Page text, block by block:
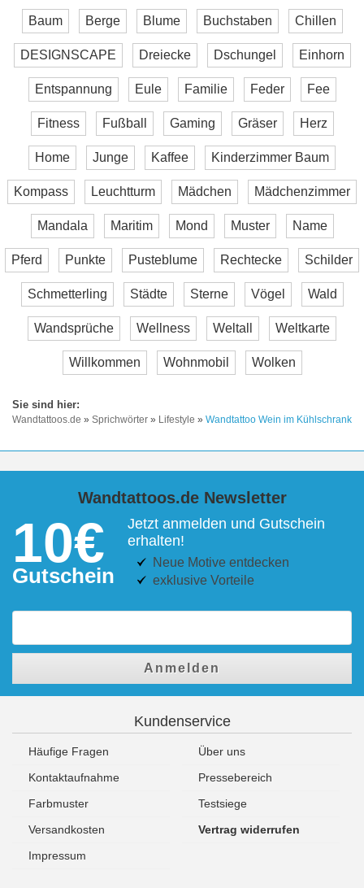
Baum Berge Blume Buchstaben Chillen
DESIGNSCAPE Dreiecke Dschungel Einhorn
Entspannung Eule Familie Feder Fee
Fitness Fußball Gaming Gräser Herz
Home Junge Kaffee Kinderzimmer Baum
Kompass Leuchtturm Mädchen Mädchenzimmer
Mandala Maritim Mond Muster Name
Pferd Punkte Pusteblume Rechtecke Schilder
Schmetterling Städte Sterne Vögel Wald
Wandsprüche Wellness Weltall Weltkarte
Willkommen Wohnmobil Wolken
Wandtattoos.de » Sprichwörter » Lifestyle » Wandtattoo Wein im Kühlschrank
Wandtattoos.de Newsletter
10€
Gutschein
Jetzt anmelden und Gutschein
erhalten!
Neue Motive entdecken
exklusive Vorteile
Anmelden
Kundenservice
Häufige Fragen
Über uns
Kontaktaufnahme
Pressebereich
Farbmuster
Testsiege
Versandkosten
Vertrag widerrufen
Impressum